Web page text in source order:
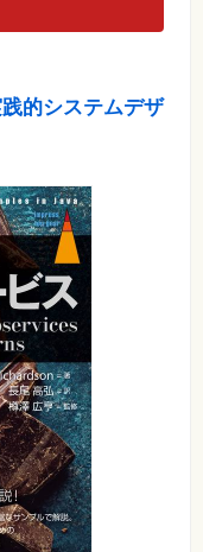
的システムデザ